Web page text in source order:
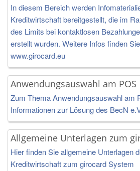
In diesem Bereich werden
Kreditwirtschaft bereitgestellt, die im
des Limits bei kontaktlosen
erstellt wurden. Weitere Infos finden
www.girocard.eu
Anwendungsauswahl am POS
Zum Thema Anwendungsauswahl am
Informationen zur Lösung des BecN
Allgemeine Unterlagen zum
Hier finden Sie allgemeine Unterlagen
Kreditwirtschaft zum girocard System